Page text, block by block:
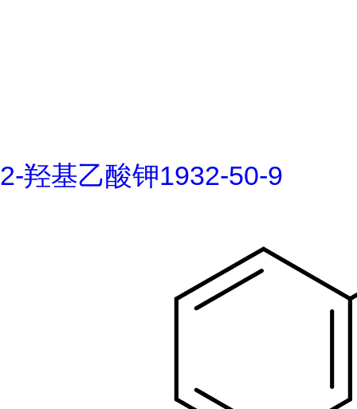
2-羟基乙酸钾1932-50-9